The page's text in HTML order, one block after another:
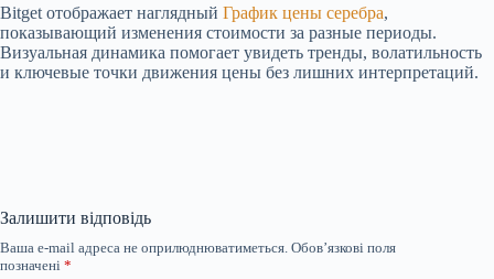
Bitget отображает наглядный График цены серебра,
показывающий изменения стоимости за разные периоды.
Визуальная динамика помогает увидеть тренды, волатильность
и ключевые точки движения цены без лишних интерпретаций.
Залишити відповідь
Ваша e-mail адреса не оприлюднюватиметься. Обов’язкові поля
позначені *